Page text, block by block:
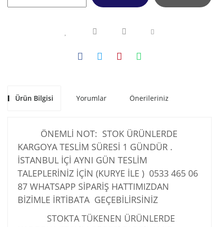
Ürün Bilgisi Yorumlar Önerileriniz
ÖNEMLİ NOT: STOK ÜRÜNLERDE
KARGOYA TESLİM SÜRESİ 1 GÜNDÜR .
İSTANBUL İÇİ AYNI GÜN TESLİM
TALEPLERİNİZ İÇİN (KURYE İLE ) 0533 465 06
87 WHATSAPP SİPARİŞ HATTIMIZDAN
BİZİMLE İRTİBATA GEÇEBİLİRSİNİZ
STOKTA TÜKENEN ÜRÜNLERDE